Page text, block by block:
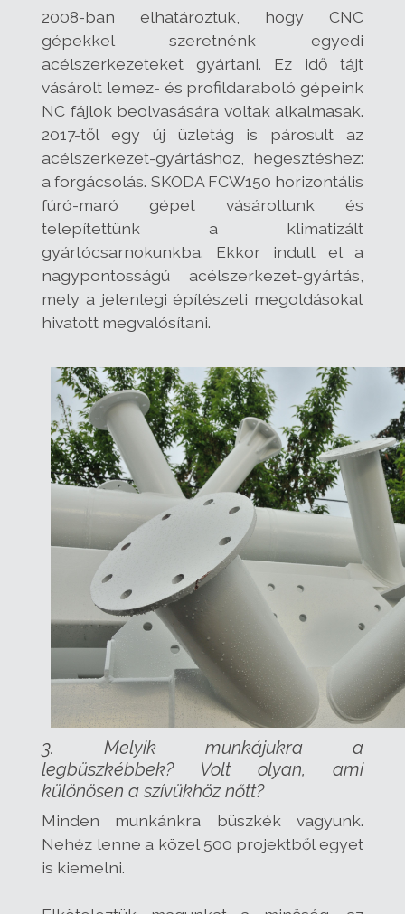
2008-ban elhatároztuk, hogy CNC
gépekkel szeretnénk egyedi
acélszerkezeteket gyártani. Ez idő tájt
vásárolt lemez- és profildaraboló gépeink
NC fájlok beolvasására voltak alkalmasak.
2017-től egy új üzletág is párosult az
acélszerkezet-gyártáshoz, hegesztéshez:
a forgácsolás. SKODA FCW150 horizontális
fúró-maró gépet vásároltunk és
telepítettünk a klimatizált
gyártócsarnokunkba. Ekkor indult el a
nagypontosságú acélszerkezet-gyártás,
mely a jelenlegi építészeti megoldásokat
hivatott megvalósítani.
3. Melyik munkájukra a
legbüszkébbek? Volt olyan, ami
különösen a szívükhöz nőtt?
Minden munkánkra büszkék vagyunk.
Nehéz lenne a közel 500 projektből egyet
is kiemelni.